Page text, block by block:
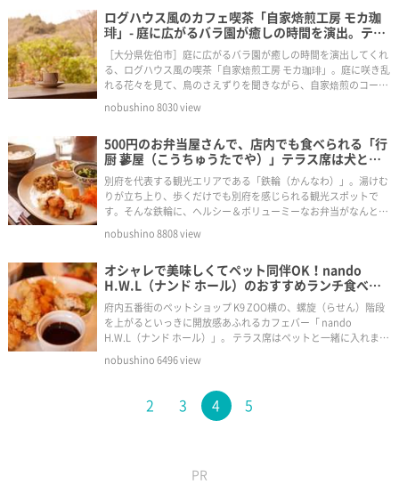
ログハウス風のカフェ喫茶「自家焙煎工房 モカ珈
琲」- 庭に広がるバラ園が癒しの時間を演出。テラ
ス席は犬も一緒に入れます。（大分県佐伯市）
［大分県佐伯市］庭に広がるバラ園が癒しの時間を演出してくれ
る、ログハウス風の喫茶「自家焙煎工房 モカ珈琲」。庭に咲き乱
れる花々を見て、鳥のさえずりを聞きながら、自家焙煎のコーヒ
ーをいただけます。
nobushino8030view
500円のお弁当屋さんで、店内でも食べられる「行
厨 蓼屋（こうちゅうたでや）」テラス席は犬と同
伴でカフェ風ランチができる！／大分県別府市（鉄
輪温泉エリア）
別府を代表する観光エリアである「鉄輪（かんなわ）」。湯けむ
りが立ち上り、歩くだけでも別府を感じられる観光スポットで
す。そんな鉄輪に、ヘルシー＆ボリューミーなお弁当がなんと
500円で販売しているのだとか。
nobushino8808view
オシャレで美味しくてペット同伴OK！nando
H.W.L（ナンド ホール）のおすすめランチ食べて
きました／テラス席ペットOK。大分県大分市
府内五番街のペットショップ K9 ZOO横の、螺旋（らせん）階段
を上がるといっきに開放感あふれるカフェバー「 nando
H.W.L（ナンド ホール）」。 テラス席はペットと一緒に入れま
す！
nobushino6496view
2 3 4 5
PR